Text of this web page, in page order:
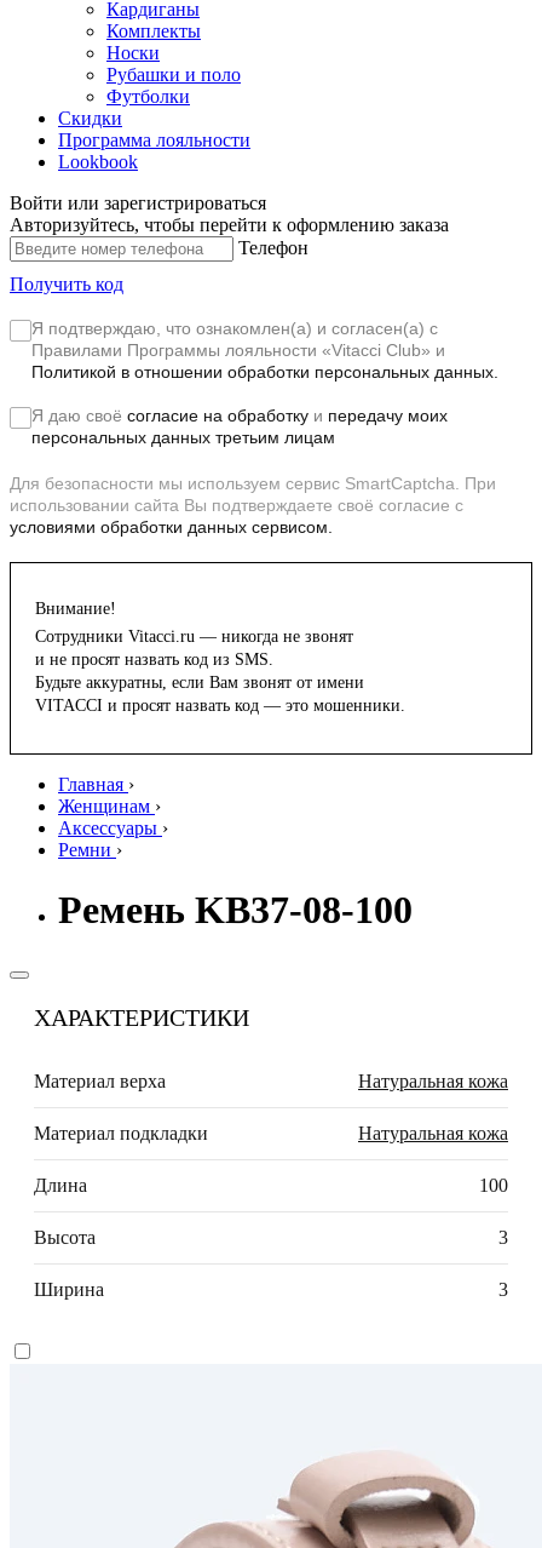
Кардиганы
Комплекты
Носки
Рубашки и поло
Футболки
Скидки
Программа лояльности
Lookbook
Войти или зарегистрироваться
Авторизуйтесь, чтобы перейти к оформлению заказа
Телефон
Получить код
Я подтверждаю, что ознакомлен(а) и согласен(а) с
Правилами Программы лояльности «Vitacci Club» и
Политикой в отношении обработки персональных данных.
Я даю своё согласие на обработку и передачу моих
персональных данных третьим лицам
Для безопасности мы используем сервис SmartCaptcha. При
использовании сайта Вы подтверждаете своё согласие с
условиями обработки данных сервисом.
Внимание!
Сотрудники Vitacci.ru — никогда не звонят
и не просят назвать код из SMS.
Будьте аккуратны, если Вам звонят от имени
VITACCI и просят назвать код — это мошенники.
Главная ›
Женщинам ›
Аксессуары ›
Ремни ›
Ремень KB37-08-100
ХАРАКТЕРИСТИКИ
Материал верха Натуральная кожа
Материал подкладки Натуральная кожа
Длина 100
Высота 3
Ширина 3